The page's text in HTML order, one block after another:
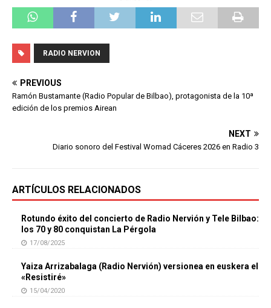
RADIO NERVION
PREVIOUS
Ramón Bustamante (Radio Popular de Bilbao), protagonista de la 10ª
edición de los premios Airean
NEXT
Diario sonoro del Festival Womad Cáceres 2026 en Radio 3
ARTÍCULOS RELACIONADOS
Rotundo éxito del concierto de Radio Nervión y Tele Bilbao:
los 70 y 80 conquistan La Pérgola
17/08/2025
Yaiza Arrizabalaga (Radio Nervión) versionea en euskera el
«Resistiré»
15/04/2020